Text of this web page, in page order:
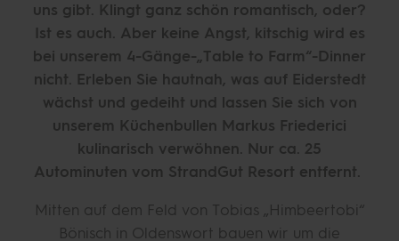
uns gibt. Klingt ganz schön romantisch, oder?
Ist es auch. Aber keine Angst, kitschig wird es
bei unserem 4-Gänge-„Table to Farm“-Dinner
nicht. Erleben Sie hautnah, was auf Eiderstedt
wächst und gedeiht und lassen Sie sich von
unserem Küchenbullen Markus Friederici
kulinarisch verwöhnen. Nur ca. 25
Autominuten vom StrandGut Resort entfernt.
Mitten auf dem Feld von Tobias „Himbeertobi“
Bönisch in Oldenswort bauen wir um die